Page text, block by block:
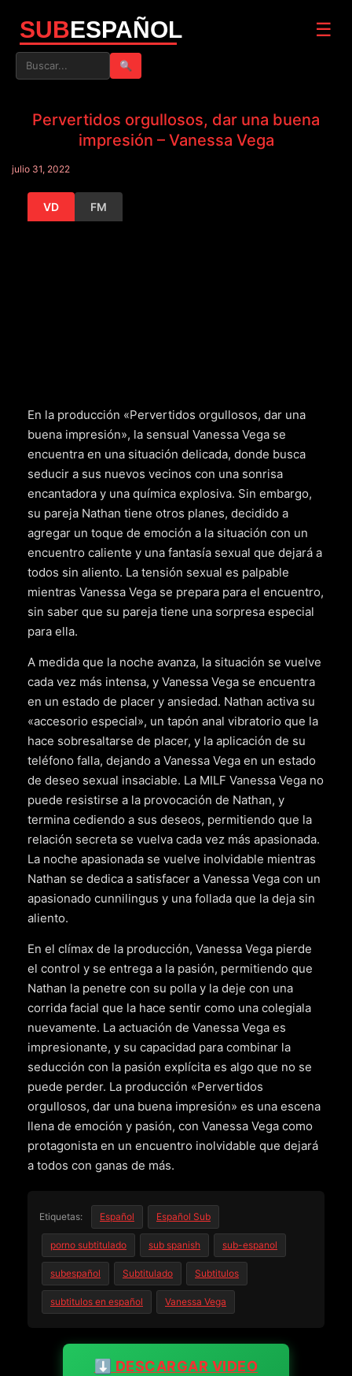
SUBESPAÑOL ☰
🔍
Pervertidos orgullosos, dar una buena
impresión – Vanessa Vega
julio 31, 2022
VD FM
En la producción «Pervertidos orgullosos, dar una
buena impresión», la sensual Vanessa Vega se
encuentra en una situación delicada, donde busca
seducir a sus nuevos vecinos con una sonrisa
encantadora y una química explosiva. Sin embargo,
su pareja Nathan tiene otros planes, decidido a
agregar un toque de emoción a la situación con un
encuentro caliente y una fantasía sexual que dejará a
todos sin aliento. La tensión sexual es palpable
mientras Vanessa Vega se prepara para el encuentro,
sin saber que su pareja tiene una sorpresa especial
para ella.
A medida que la noche avanza, la situación se vuelve
cada vez más intensa, y Vanessa Vega se encuentra
en un estado de placer y ansiedad. Nathan activa su
«accesorio especial», un tapón anal vibratorio que la
hace sobresaltarse de placer, y la aplicación de su
teléfono falla, dejando a Vanessa Vega en un estado
de deseo sexual insaciable. La MILF Vanessa Vega no
puede resistirse a la provocación de Nathan, y
termina cediendo a sus deseos, permitiendo que la
relación secreta se vuelva cada vez más apasionada.
La noche apasionada se vuelve inolvidable mientras
Nathan se dedica a satisfacer a Vanessa Vega con un
apasionado cunnilingus y una follada que la deja sin
aliento.
En el clímax de la producción, Vanessa Vega pierde
el control y se entrega a la pasión, permitiendo que
Nathan la penetre con su polla y la deje con una
corrida facial que la hace sentir como una colegiala
nuevamente. La actuación de Vanessa Vega es
impresionante, y su capacidad para combinar la
seducción con la pasión explícita es algo que no se
puede perder. La producción «Pervertidos
orgullosos, dar una buena impresión» es una escena
llena de emoción y pasión, con Vanessa Vega como
protagonista en un encuentro inolvidable que dejará
a todos con ganas de más.
Etiquetas: Español Español Sub
porno subtitulado sub spanish sub-espanol
subespañol Subtitulado Subtitulos
subtitulos en español Vanessa Vega
⬇️ DESCARGAR VIDEO